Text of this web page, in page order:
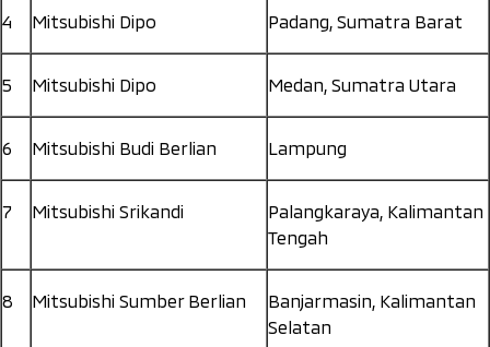
4 Mitsubishi Dipo Padang, Sumatra Barat
5 Mitsubishi Dipo Medan, Sumatra Utara
6 Mitsubishi Budi Berlian Lampung
7 Mitsubishi Srikandi
Palangkaraya, Kalimantan
Tengah
8 Mitsubishi Sumber Berlian
Banjarmasin, Kalimantan
Selatan